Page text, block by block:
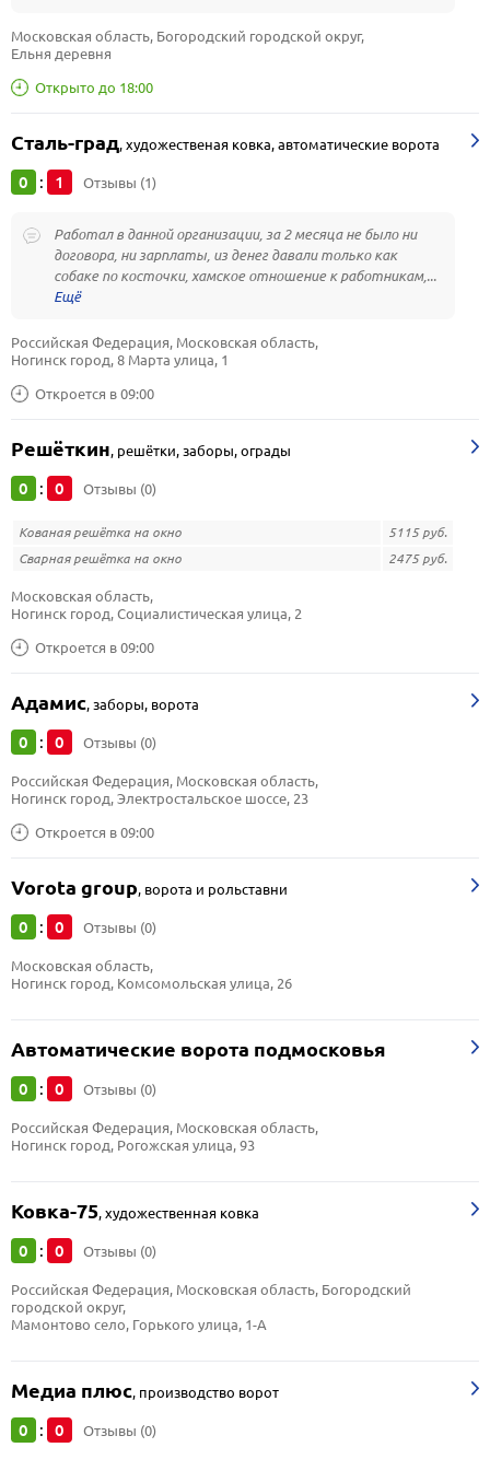
Открыто до 18:00
Московская область, Богородский городской округ,
Ельня деревня
Сталь-град,художественая ковка, автоматические ворота
0 : 1 Отзывы (1)
Работал в данной организации, за 2 месяца не было ни
договора, ни зарплаты, из денег давали только как
собаке по косточки, хамское отношение к работникам,...
Откроется в 09:00
Российская Федерация, Московская область,
Ногинск город, 8 Марта улица, 1
Решёткин, решётки, заборы, ограды
0 : 0 Отзывы (0)
Кованая решётка на окно
5115 руб.
Сварная решётка на окно
2475 руб.
Откроется в 09:00
Московская область,
Ногинск город, Социалистическая улица, 2
Адамис,заборы, ворота
0 : 0 Отзывы (0)
Откроется в 09:00
Российская Федерация, Московская область,
Ногинск город, Электростальское шоссе, 23
Vorota group, ворота и рольставни
0 : 0 Отзывы (0)
Московская область,
Ногинск город, Комсомольская улица, 26
Автоматические ворота подмосковья
0 : 0 Отзывы (0)
Российская Федерация, Московская область,
Ногинск город, Рогожская улица, 93
Ковка-75,художественная ковка
0 : 0 Отзывы (0)
Российская Федерация, Московская область, Богородский
городской округ,
Мамонтово село, Горького улица, 1-А
Медиа плюс, производство ворот
0 : 0 Отзывы (0)